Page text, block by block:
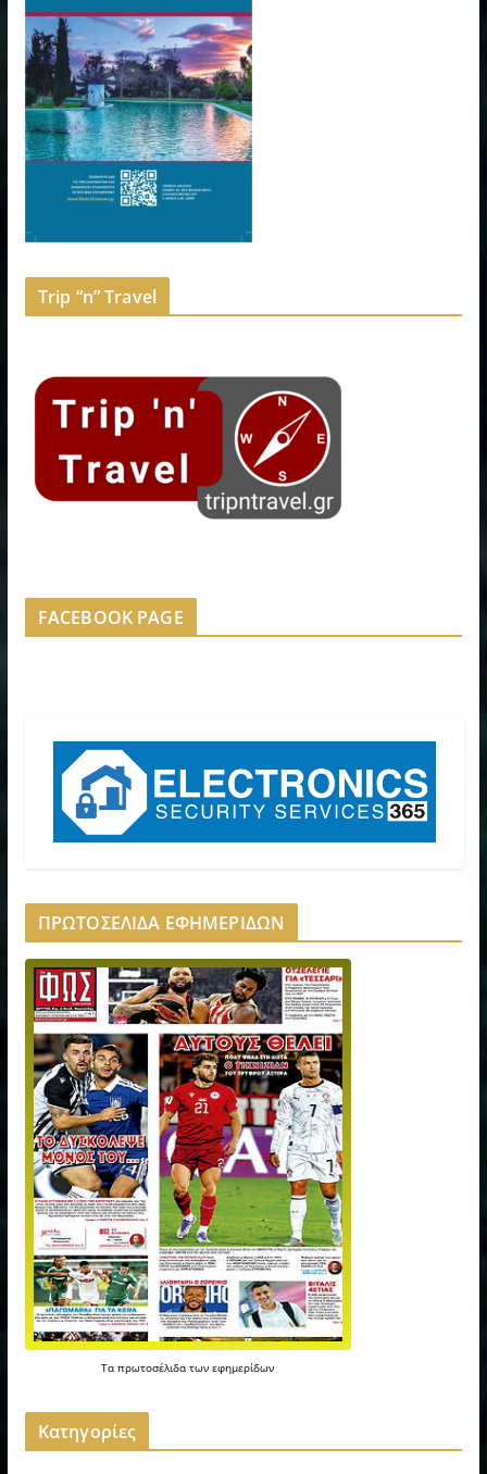
Trip “n” Travel
FACEBOOK PAGE
ΠΡΩΤΟΣΕΛΙΔΑ ΕΦΗΜΕΡΙΔΩΝ
Ταπρωτοσέλιδατωνεφημερίδων
Kατηγορίες